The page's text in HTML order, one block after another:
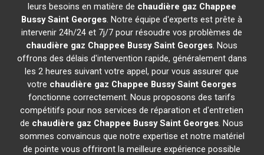
leurs besoins en matière de chaudière gaz Chappee
Bussy Saint Georges. Notre équipe d'experts est prête à
intervenir 24h/24 et 7j/7 pour résoudre vos problèmes de
chaudière gaz Chappee Bussy Saint Georges. Nous
offrons des délais d'intervention rapide, généralement dans
les 2 heures suivant votre appel, pour vous assurer que
votre chaudière gaz Chappee Bussy Saint Georges
fonctionne correctement. Nous proposons des tarifs
compétitifs pour nos services de réparation et d'entretien
de chaudière gaz Chappee Bussy Saint Georges. Nous
sommes convaincus que notre expertise et notre matériel
de pointe vous offriront la meilleure expérience possible